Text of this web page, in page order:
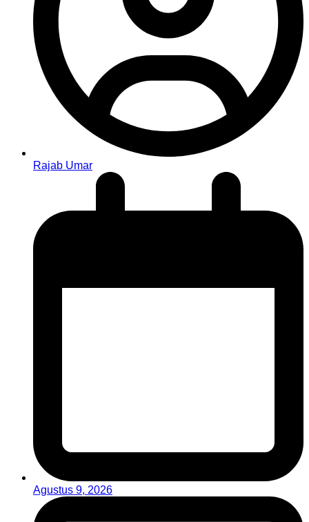
Rajab Umar
Agustus 9, 2026